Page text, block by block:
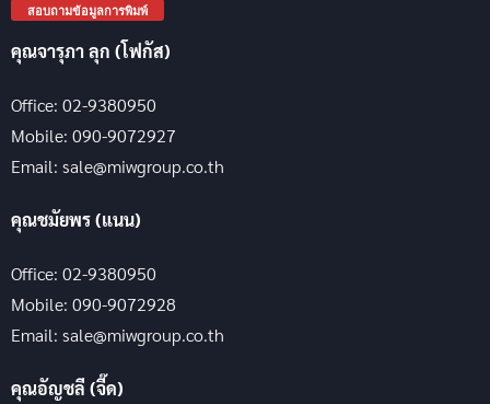
สอบถามข้อมูลการพิมพ์
คุณจารุภา ลุก (โฟกัส)
Office: 02-9380950
Mobile: 090-9072927
Email: sale@miwgroup.co.th
คุณชมัยพร (แนน)
Office: 02-9380950
Mobile: 090-9072928
Email: sale@miwgroup.co.th
คุณอัญชลี (จี๊ด)